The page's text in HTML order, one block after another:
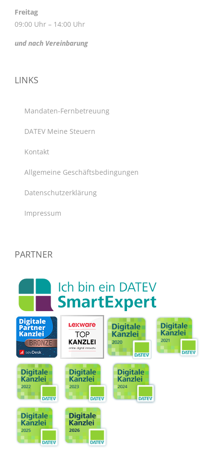
Freitag
09:00 Uhr – 14:00 Uhr
und nach Vereinbarung
LINKS
Mandaten-Fernbetreuung
DATEV Meine Steuern
Kontakt
Allgemeine Geschäftsbedingungen
Datenschutzerklärung
Impressum
PARTNER